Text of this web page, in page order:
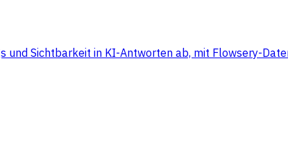
und Sichtbarkeit in KI-Antworten ab, mit Flowsery-